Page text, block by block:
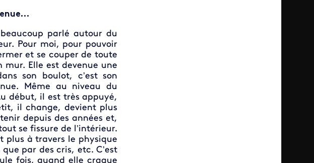
parlé autour du
Pour moi, pour pouvoir
et se couper de toute
mur. Elle est devenue une
son boulot, c’est son
Même au niveau du
début, il est très appuyé,
il change, devient plus
depuis des années et,
se fissure de l’intérieur.
plus à travers le physique
par des cris, etc. C’est
fois, quand elle craque